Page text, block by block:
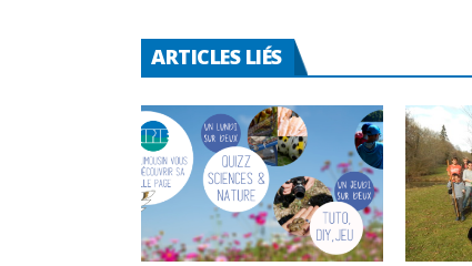
ARTICLES LIÉS